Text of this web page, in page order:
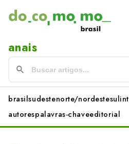
anais
brasilsudestenorte/nordestesulint
autorespalavras-chaveeditorial